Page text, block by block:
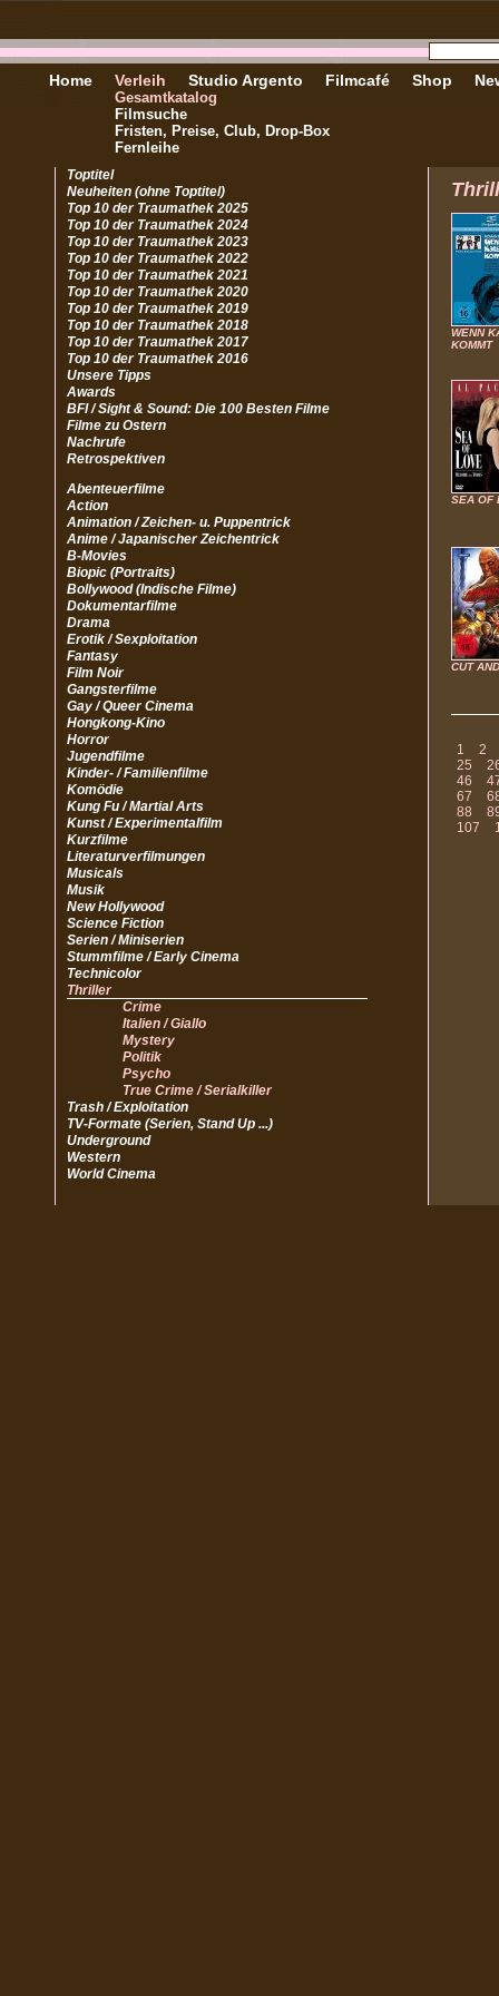
Home Verleih
Gesamtkatalog
Filmsuche
Fristen, Preise, Club, Drop-Box
Fernleihe
Studio Argento Filmcafé Shop
Toptitel
Neuheiten (ohne Toptitel)
Top 10 der Traumathek 2025
Top 10 der Traumathek 2024
Top 10 der Traumathek 2023
Top 10 der Traumathek 2022
Top 10 der Traumathek 2021
Top 10 der Traumathek 2020
Top 10 der Traumathek 2019
Top 10 der Traumathek 2018
Top 10 der Traumathek 2017
Top 10 der Traumathek 2016
Unsere Tipps
Awards
BFI / Sight & Sound: Die 100 Besten Filme
Filme zu Ostern
Nachrufe
Retrospektiven
Abenteuerfilme
Action
Animation / Zeichen- u. Puppentrick
Anime / Japanischer Zeichentrick
B-Movies
Biopic (Portraits)
Bollywood (Indische Filme)
Dokumentarfilme
Drama
Erotik / Sexploitation
Fantasy
Film Noir
Gangsterfilme
Gay / Queer Cinema
Hongkong-Kino
Horror
Jugendfilme
Kinder- / Familienfilme
Komödie
Kung Fu / Martial Arts
Kunst / Experimentalfilm
Kurzfilme
Literaturverfilmungen
Musicals
Musik
New Hollywood
Science Fiction
Serien / Miniserien
Stummfilme / Early Cinema
Technicolor
Thriller
Crime
Italien / Giallo
Mystery
Politik
Psycho
True Crime / Serialkiller
Trash / Exploitation
TV-Formate (Serien, Stand Up ...)
Underground
Western
World Cinema
WENN
KOMMT
SEA OF
CUT
1
2
25
46
67
88
107